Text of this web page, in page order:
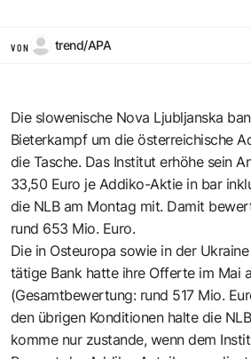
VON trend/APA
Die slowenische Nova Ljubljanska
Bieterkampf um die österreichische
die Tasche. Das Institut erhöhe sein
33,50 Euro je Addiko-Aktie in bar
die NLB am Montag mit. Damit
rund 653 Mio. Euro.
Die in Osteuropa sowie in der
tätige Bank hatte ihre Offerte im Mai
(Gesamtbewertung: rund 517 Mio.
den übrigen Konditionen halte die
komme nur zustande, wenn dem